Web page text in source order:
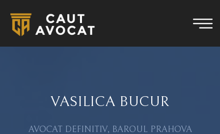
VASILICA BUCUR
AVOCAT DEFINITIV, BAROUL PRAHOVA